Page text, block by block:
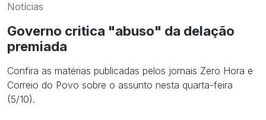
Notícias
Governo critica "abuso" da delação
premiada
Confira as matérias publicadas pelos jornais Zero Hora e
Correio do Povo sobre o assunto nesta quarta-feira
(5/10).